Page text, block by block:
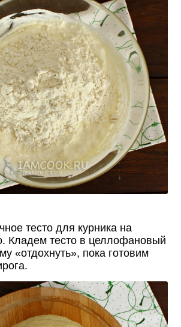
тесто для курника на
Кладем тесто в целлофановый
«отдохнуть», пока готовим